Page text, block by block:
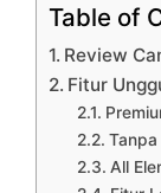
Table of
Review
Fitur
All